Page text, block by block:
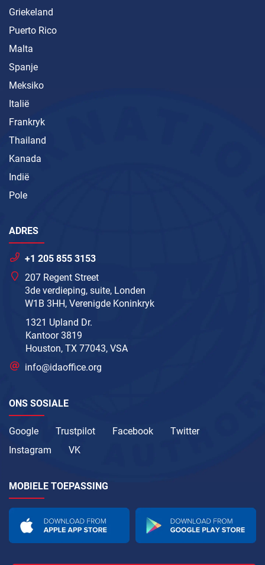
Griekeland
Puerto Rico
Malta
Spanje
Meksiko
Italië
Frankryk
Thailand
Kanada
Indië
Pole
ADRES
+1 205 855 3153
207 Regent Street
3de verdieping, suite, Londen
W1B 3HH, Verenigde Koninkryk
1321 Upland Dr.
Kantoor 3819
Houston, TX 77043, VSA
info@idaoffice.org
ONS SOSIALE
Google Trustpilot Facebook
Twitter
Instagram
VK
MOBIELE TOEPASSING